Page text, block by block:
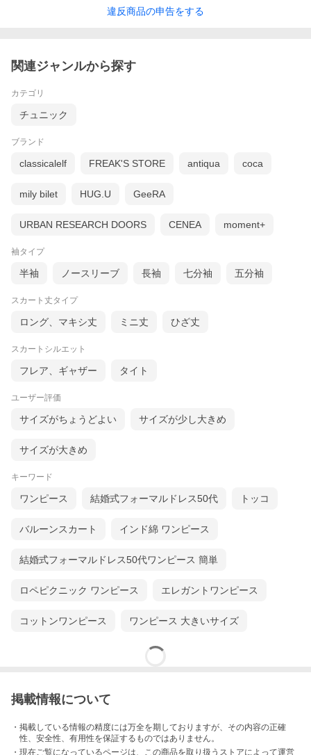
違反商品の申告をする
関連ジャンルから探す
カテゴリ
チュニック
ブランド
classicalelf FREAK'S STORE antiqua coca
mily bilet HUG.U GeeRA
URBAN RESEARCH DOORS CENEA moment+
袖タイプ
半袖 ノースリーブ 長袖 七分袖 五分袖
スカート丈タイプ
ロング、マキシ丈 ミニ丈 ひざ丈
スカートシルエット
フレア、ギャザー タイト
ユーザー評価
サイズがちょうどよい サイズが少し大きめ
サイズが大きめ
キーワード
ワンピース 結婚式フォーマルドレス50代 トッコ
バルーンスカート インド綿 ワンピース
結婚式フォーマルドレス50代ワンピース 簡単
ロペピクニック ワンピース エレガントワンピース
コットンワンピース ワンピース 大きいサイズ
掲載情報について
・掲載している情報の精度には万全を期しておりますが、その内容の正確
性、安全性、有用性を保証するものではありません。
・現在ご覧になっているページは、この商品を取り扱うストアによって運営